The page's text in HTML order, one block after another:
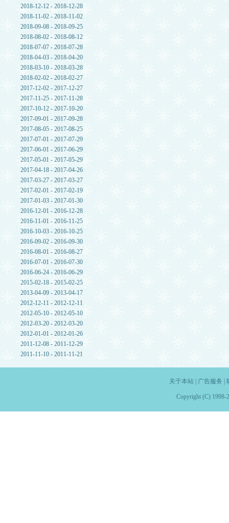
2018-12-12 - 2018-12-28
2018-11-02 - 2018-11-02
2018-09-08 - 2018-09-25
2018-08-02 - 2018-08-12
2018-07-07 - 2018-07-28
2018-04-03 - 2018-04-20
2018-03-10 - 2018-03-28
2018-02-02 - 2018-02-27
2017-12-02 - 2017-12-27
2017-11-25 - 2017-11-28
2017-10-12 - 2017-10-20
2017-09-01 - 2017-09-28
2017-08-05 - 2017-08-25
2017-07-01 - 2017-07-29
2017-06-01 - 2017-06-29
2017-05-01 - 2017-05-29
2017-04-18 - 2017-04-26
2017-03-27 - 2017-03-27
2017-02-01 - 2017-02-19
2017-01-03 - 2017-01-30
2016-12-01 - 2016-12-28
2016-11-01 - 2016-11-25
2016-10-03 - 2016-10-25
2016-09-02 - 2016-09-30
2016-08-01 - 2016-08-27
2016-07-01 - 2016-07-30
2016-06-24 - 2016-06-29
2015-02-18 - 2015-02-25
2013-04-09 - 2013-04-17
2012-12-11 - 2012-12-11
2012-05-10 - 2012-05-10
2012-03-20 - 2012-03-20
2012-01-01 - 2012-01-26
2011-12-08 - 2011-12-29
2011-11-10 - 2011-11-21
关于本站| 广告服务
Copyright (C) 1998-